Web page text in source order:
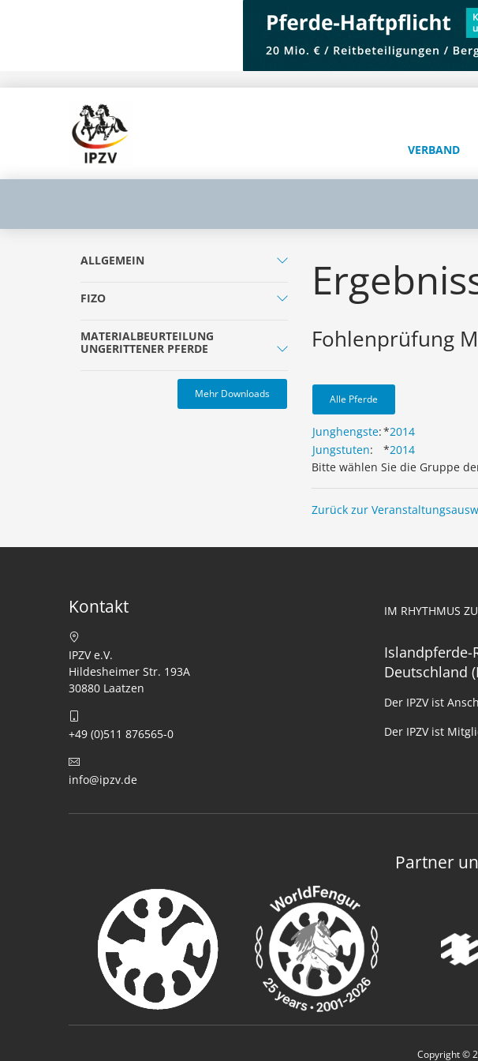
VERBAND
ALLGEMEIN
FIZO
MATERIALBEURTEILUNG
UNGERITTENER PFERDE
Mehr Downloads
Fohlenprüfung
Alle Pferde
Junghengste:*2014
Jungstuten: *2014
Bitte wählen Sie die Gruppe
Zurück zur
Kontakt
IPZV e.V.
Hildesheimer Str. 193A
30880 Laatzen
+49 (0)511 876565-0
info@ipzv.de
IM RHYTHMUS
Islandpferde-
Deutschland
Der IPZV ist
Der IPZV ist
Partner
Copyright ©